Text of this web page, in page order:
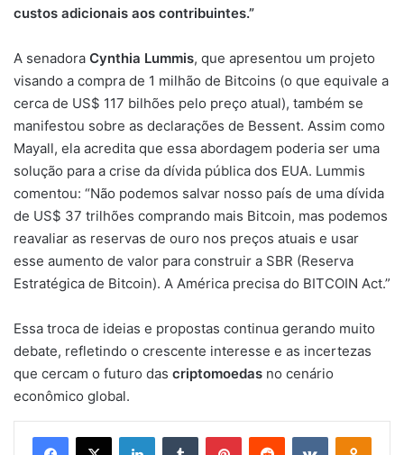
custos adicionais aos contribuintes.”
A senadora Cynthia Lummis, que apresentou um projeto
visando a compra de 1 milhão de Bitcoins (o que equivale a
cerca de US$ 117 bilhões pelo preço atual), também se
manifestou sobre as declarações de Bessent. Assim como
Mayall, ela acredita que essa abordagem poderia ser uma
solução para a crise da dívida pública dos EUA. Lummis
comentou: “Não podemos salvar nosso país de uma dívida
de US$ 37 trilhões comprando mais Bitcoin, mas podemos
reavaliar as reservas de ouro nos preços atuais e usar
esse aumento de valor para construir a SBR (Reserva
Estratégica de Bitcoin). A América precisa do BITCOIN Act.”
Essa troca de ideias e propostas continua gerando muito
debate, refletindo o crescente interesse e as incertezas
que cercam o futuro das criptomoedas no cenário
econômico global.
Facebook
X LinkedinTumblr PinterestReddit VK OK